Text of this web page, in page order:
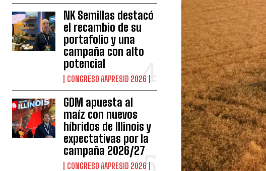
NK Semillas destacó
el recambio de su
portafolio y una
campaña con alto
potencial
CONGRESO AAPRESID 2026
GDM apuesta al
maíz con nuevos
híbridos de Illinois y
expectativas por la
campaña 2026/27
CONGRESO AAPRESID 2026